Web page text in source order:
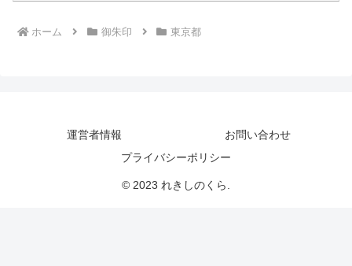
ホーム 御朱印 東京都
運営者情報
お問い合わせ
プライバシーポリシー
© 2023 れきしのくら.